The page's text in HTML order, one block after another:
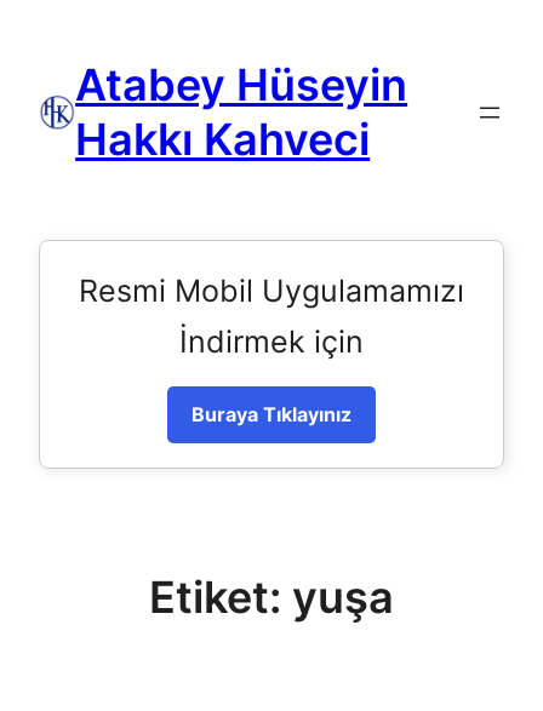
Atabey Hüseyin
Hakkı Kahveci
Resmi Mobil Uygulamamızı
İndirmek için
Buraya Tıklayınız
Etiket: yuşa